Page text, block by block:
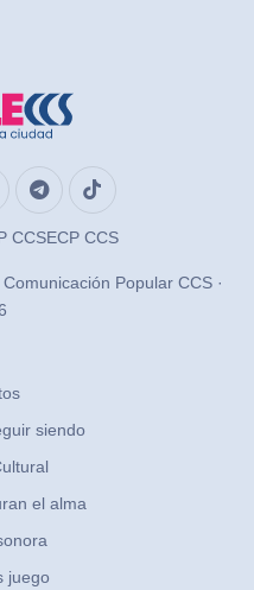
CCSECP CCS
Popular CCS ·
siendo
el alma
juego